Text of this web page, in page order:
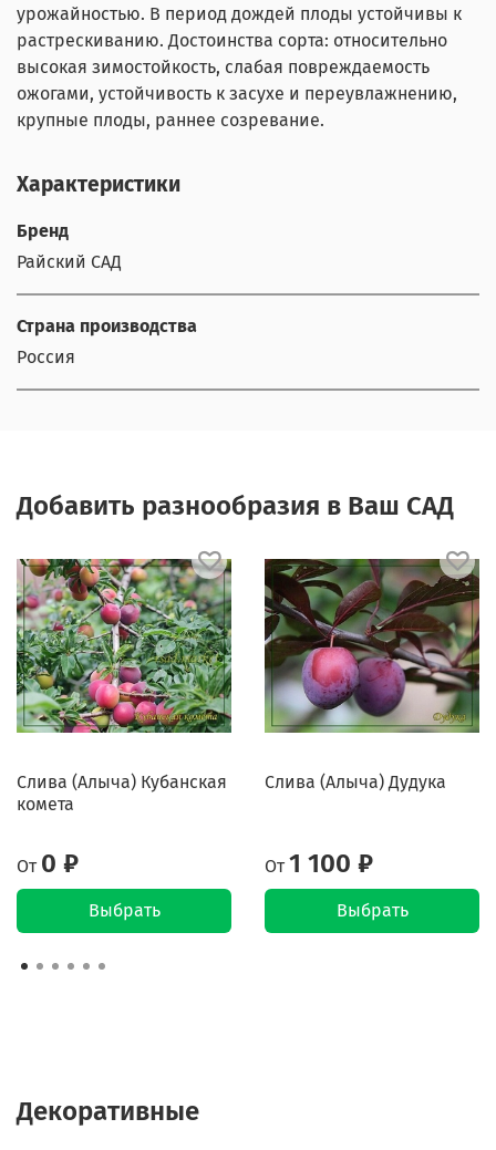
урожайностью. В период дождей плоды устойчивы к
растрескиванию. Достоинства сорта: относительно
высокая зимостойкость, слабая повреждаемость
ожогами, устойчивость к засухе и переувлажнению,
крупные плоды, раннее созревание.
Характеристики
Бренд
Райский САД
Страна производства
Россия
Добавить разнообразия в Ваш САД
Слива (Алыча) Кубанская
комета
От 0 ₽
Выбрать
Слива (Алыча) Дудука
От 1 100 ₽
Выбрать
Декоративные